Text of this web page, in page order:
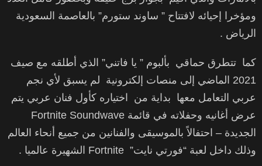
ومؤخرا إحيائه لافتتاح ” ساوند ستورم” بالعاصمة السعودية
الرياض .
كما تتطرق حماقي بألبوم ” يا فاتني” الذي أطلقه مع صيف
2021 الماضي إلى منصات إلكترونية لم يسبق لأي نجم
عربي التعامل معها بداية من اختياره كأول فنان عربي يتم
عرض أغانيه وحفلاته في قائمة Fortnite Soundwave
الجديدة – احتفالاً بالموسيقى والفنانين من جميع أنحاء العالم
وذلك داخل لعبة “فورتي نايت” Fortnite الشهيرة عالميا .